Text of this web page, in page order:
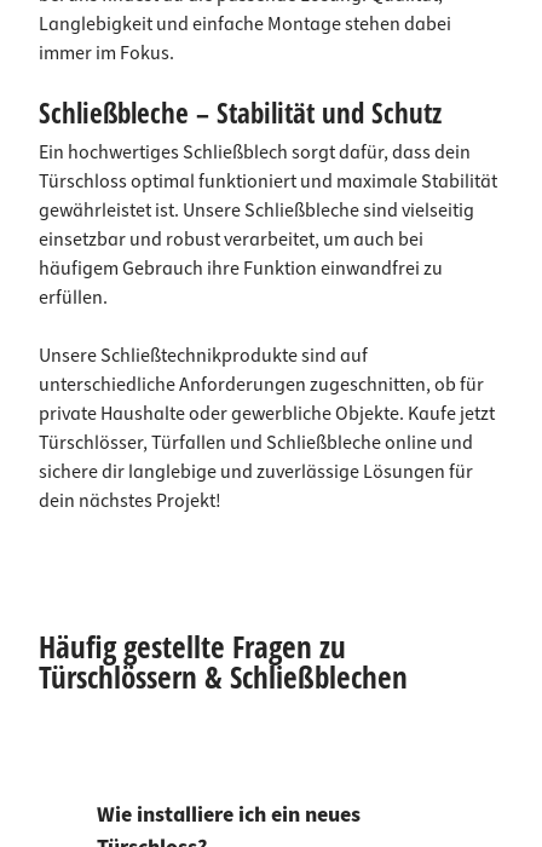
Langlebigkeit und einfache Montage stehen dabei
immer im Fokus.
Schließbleche – Stabilität und Schutz
Ein hochwertiges Schließblech sorgt dafür, dass dein
Türschloss optimal funktioniert und maximale Stabilität
gewährleistet ist. Unsere Schließbleche sind vielseitig
einsetzbar und robust verarbeitet, um auch bei
häufigem Gebrauch ihre Funktion einwandfrei zu
erfüllen.
Unsere Schließtechnikprodukte sind auf
unterschiedliche Anforderungen zugeschnitten, ob für
private Haushalte oder gewerbliche Objekte. Kaufe jetzt
Türschlösser, Türfallen und Schließbleche online und
sichere dir langlebige und zuverlässige Lösungen für
dein nächstes Projekt!
Häufig gestellte Fragen zu
Türschlössern & Schließblechen
Wie installiere ich ein neues